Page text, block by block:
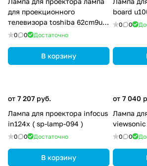
для проекционного
телевизора toshiba 62cm9ur (
d95-lmp / d95-lma )
0 0 Достаточно
В корзину
board
0 0
от 7 207 руб.
Лампа для проектора infocus
in124x ( sp-lamp-094 )
0 0 Достаточно
В корзину
от 7 040
Лампа
0 0